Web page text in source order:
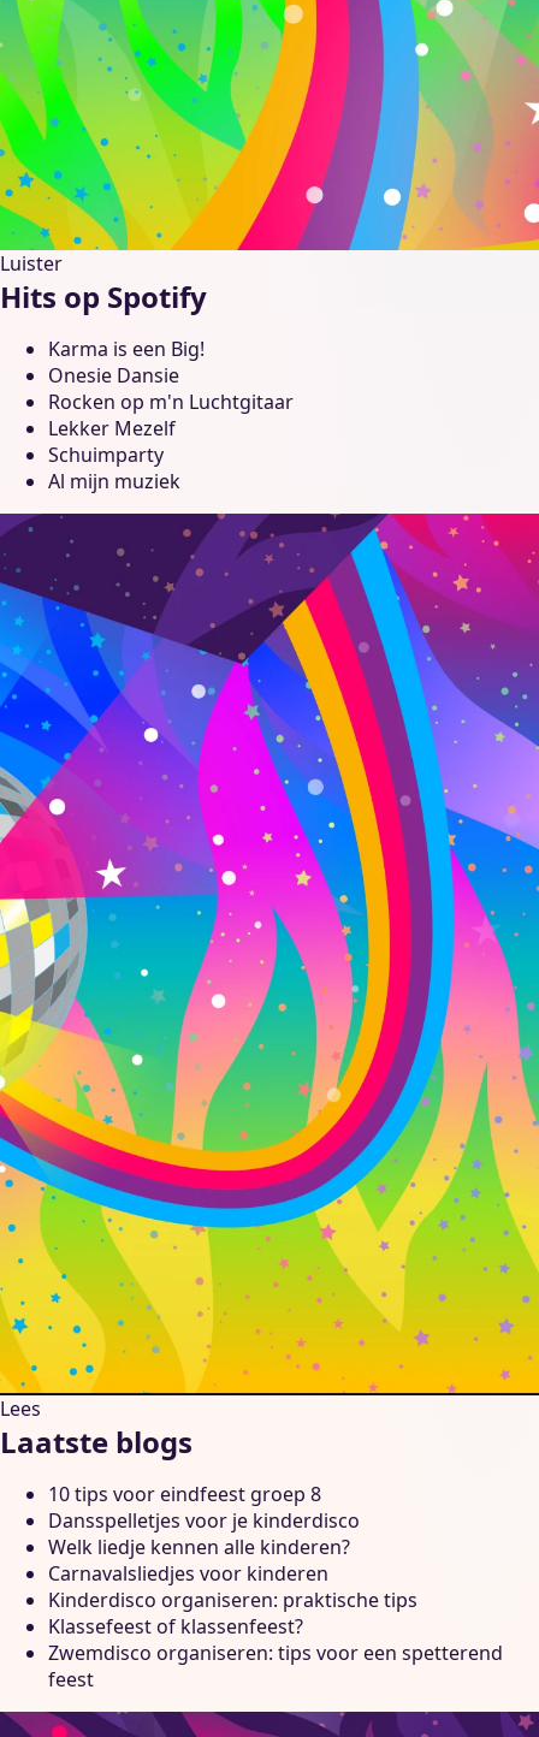
Luister
Hits op Spotify
Karma is een Big!
Onesie Dansie
Rocken op m'n Luchtgitaar
Lekker Mezelf
Schuimparty
Al mijn muziek
Lees
Laatste blogs
10 tips voor eindfeest groep 8
Dansspelletjes voor je kinderdisco
Welk liedje kennen alle kinderen?
Carnavalsliedjes voor kinderen
Kinderdisco organiseren: praktische tips
Klassefeest of klassenfeest?
Zwemdisco organiseren: tips voor een spetterend
feest